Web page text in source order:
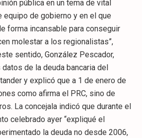
pública en un tema de vital
equipo de gobierno y en el que
forma incansable para conseguir
molestar a los regionalistas”,
sentido, González Pescador,
de la deuda bancaria del
y explicó que a 1 de enero de
como afirma el PRC, sino de
La concejala indicó que durante el
celebrado ayer “expliqué el
la deuda no desde 2006,